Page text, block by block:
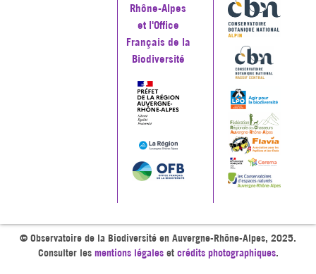
Rhône-Alpes
et l'Office
Français de la
Biodiversité
© Observatoire de la Biodiversité en Auvergne-Rhône-Alpes, 2025.
Consulter les mentions légaleset crédits photographiques.